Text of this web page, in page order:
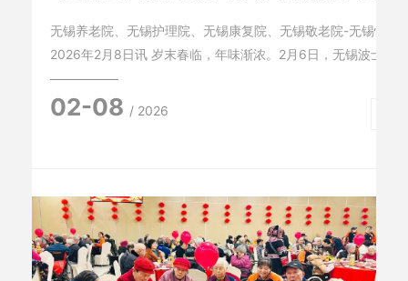
无锡养老院、无锡护理院、无锡康复院、无锡敬老院-无锡怡和
2026年2月8日讯 岁末春临，年味渐浓。2月6日，无锡波士顿
务社团的学生们在老师带领下走进怡和颐养院，以一场融合中
春慰问活动，为院内老人送上最真挚的节日祝福与温暖陪伴。
02-08 / 2026